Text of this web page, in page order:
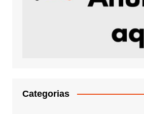
Categorias